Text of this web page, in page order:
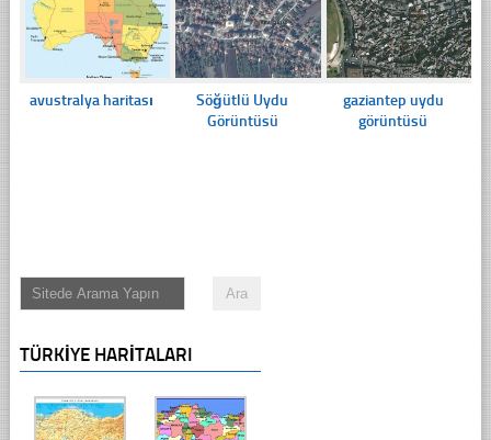
avustralya haritası
Söğütlü Uydu
Görüntüsü
gaziantep uydu
görüntüsü
TÜRKIYE HARITALARI